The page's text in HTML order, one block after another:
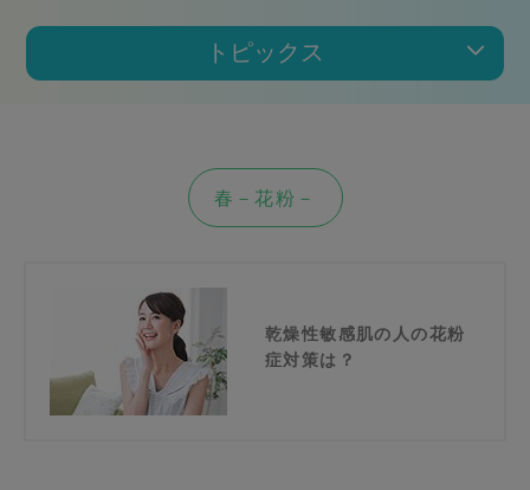
トピックス
春－花粉－
乾燥性敏感肌の人の花粉
症対策は？